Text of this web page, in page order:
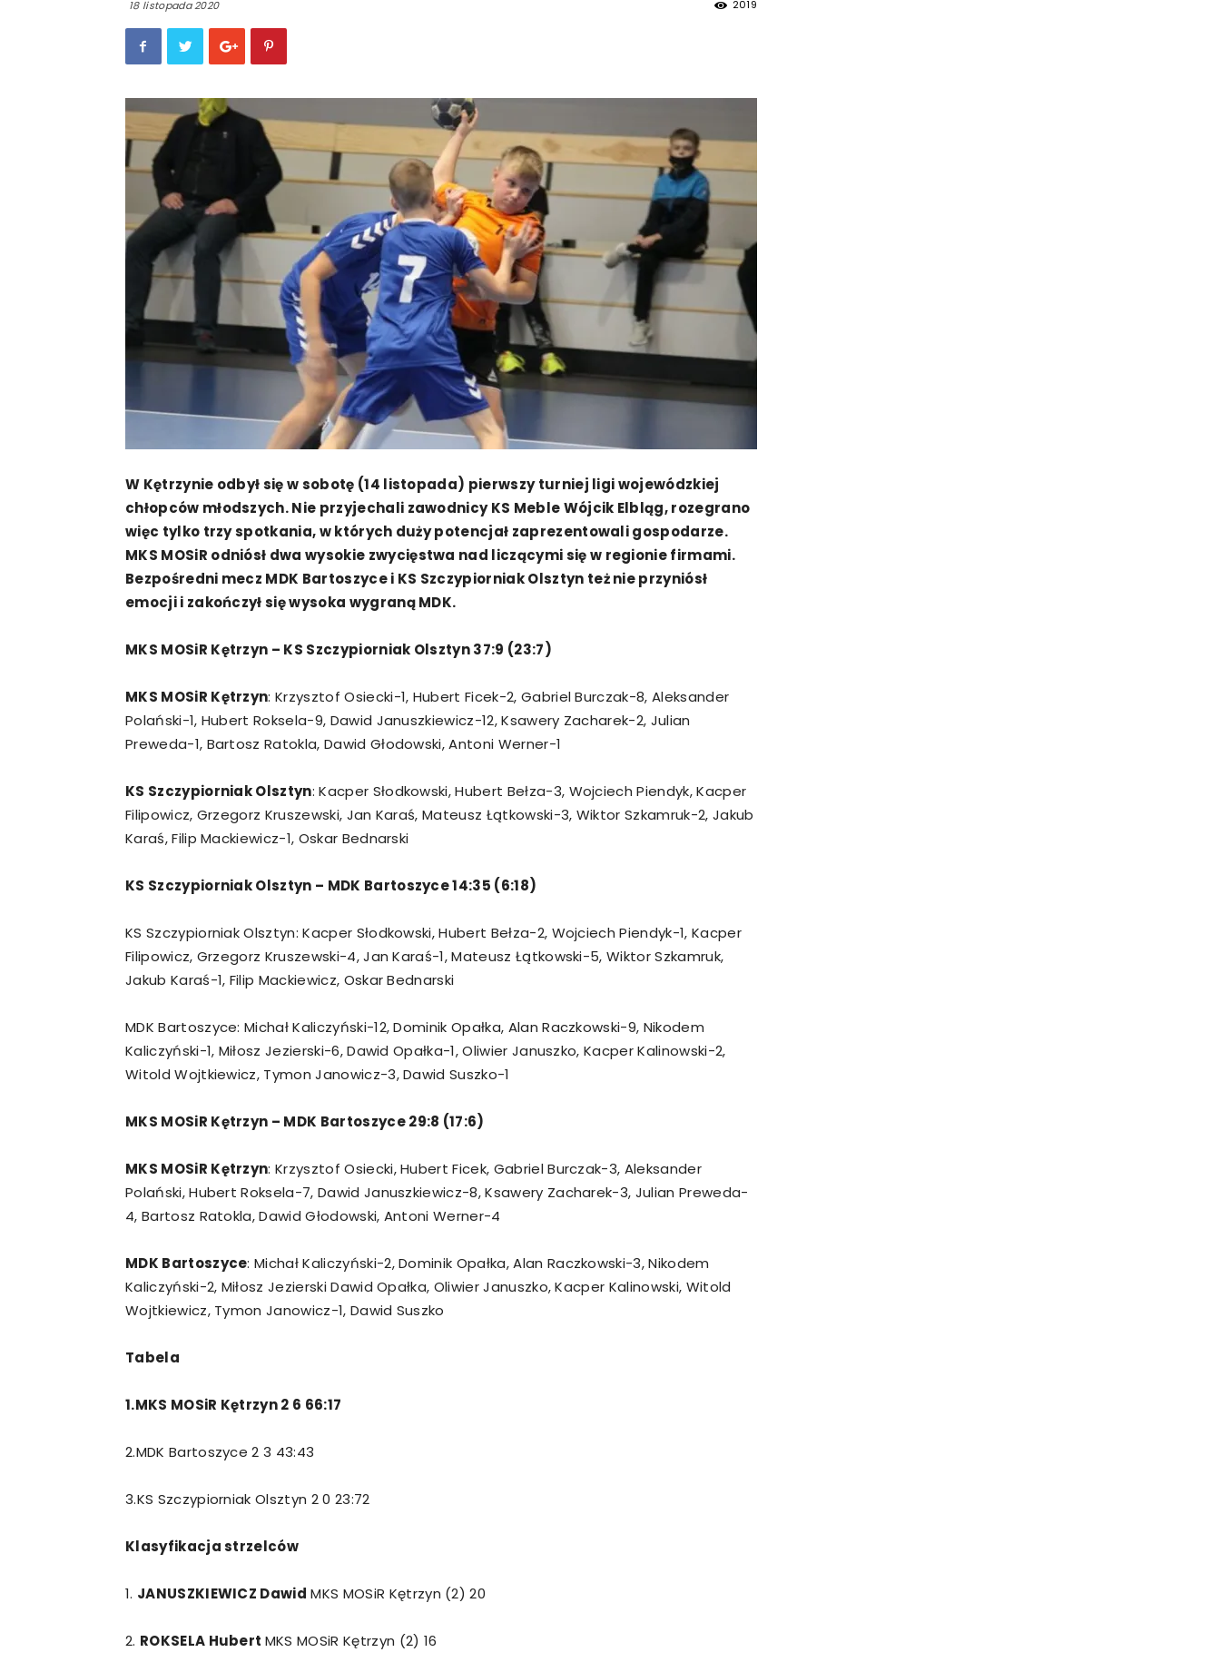
MOSiR
Kętrzyn
18 listopada 2020 2019
W Kętrzynie odbył się w sobotę (14 listopada) pierwszy turniej ligi wojewódzkiej
chłopców młodszych. Nie przyjechali zawodnicy KS Meble Wójcik Elbląg, rozegrano
więc tylko trzy spotkania, w których duży potencjał zaprezentowali gospodarze.
MKS MOSiR odniósł dwa wysokie zwycięstwa nad liczącymi się w regionie firmami.
Bezpośredni mecz MDK Bartoszyce i KS Szczypiorniak Olsztyn też nie przyniósł
emocji i zakończył się wysoka wygraną MDK.
MKS MOSiR Kętrzyn – KS Szczypiorniak Olsztyn 37:9 (23:7)
MKS MOSiR Kętrzyn: Krzysztof Osiecki-1, Hubert Ficek-2, Gabriel Burczak-8, Aleksander
Polański-1, Hubert Roksela-9, Dawid Januszkiewicz-12, Ksawery Zacharek-2, Julian
Preweda-1, Bartosz Ratokla, Dawid Głodowski, Antoni Werner-1
KS Szczypiorniak Olsztyn: Kacper Słodkowski, Hubert Bełza-3, Wojciech Piendyk, Kacper
Filipowicz, Grzegorz Kruszewski, Jan Karaś, Mateusz Łątkowski-3, Wiktor Szkamruk-2, Jakub
Karaś, Filip Mackiewicz-1, Oskar Bednarski
KS Szczypiorniak Olsztyn – MDK Bartoszyce 14:35 (6:18)
KS Szczypiorniak Olsztyn: Kacper Słodkowski, Hubert Bełza-2, Wojciech Piendyk-1, Kacper
Filipowicz, Grzegorz Kruszewski-4, Jan Karaś-1, Mateusz Łątkowski-5, Wiktor Szkamruk,
Jakub Karaś-1, Filip Mackiewicz, Oskar Bednarski
MDK Bartoszyce: Michał Kaliczyński-12, Dominik Opałka, Alan Raczkowski-9, Nikodem
Kaliczyński-1, Miłosz Jezierski-6, Dawid Opałka-1, Oliwier Januszko, Kacper Kalinowski-2,
Witold Wojtkiewicz, Tymon Janowicz-3, Dawid Suszko-1
MKS MOSiR Kętrzyn – MDK Bartoszyce 29:8 (17:6)
MKS MOSiR Kętrzyn: Krzysztof Osiecki, Hubert Ficek, Gabriel Burczak-3, Aleksander
Polański, Hubert Roksela-7, Dawid Januszkiewicz-8, Ksawery Zacharek-3, Julian Preweda-
4, Bartosz Ratokla, Dawid Głodowski, Antoni Werner-4
MDK Bartoszyce: Michał Kaliczyński-2, Dominik Opałka, Alan Raczkowski-3, Nikodem
Kaliczyński-2, Miłosz Jezierski Dawid Opałka, Oliwier Januszko, Kacper Kalinowski, Witold
Wojtkiewicz, Tymon Janowicz-1, Dawid Suszko
Tabela
1.MKS MOSiR Kętrzyn 2 6 66:17
2.MDK Bartoszyce 2 3 43:43
3.KS Szczypiorniak Olsztyn 2 0 23:72
Klasyfikacja strzelców
1. JANUSZKIEWICZ Dawid MKS MOSiR Kętrzyn (2) 20
2. ROKSELA Hubert MKS MOSiR Kętrzyn (2) 16